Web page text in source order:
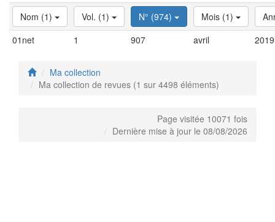
Nom (1) Vol. (1) N° (974) Mois (1)
01net
1 907 avril 2019
Ma collection
Ma collection de revues (1 sur 4498 éléments)
Page visitée 10071 fois
Dernière mise à jour le 08/08/2026